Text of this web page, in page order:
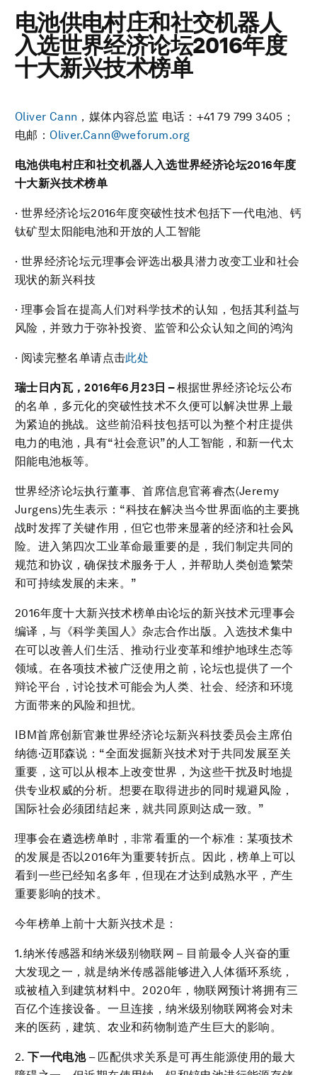
电池供电村庄和社交机器人
入选世界经济论坛2016年度
十大新兴技术榜单
Oliver Cann ，媒体内容总监 电话：+41 79 799 3405；
电邮： Oliver.Cann@weforum.org
电池供电村庄和社交机器人入选世界经济论坛2016年度
十大新兴技术榜单
· 世界经济论坛2016年度突破性技术包括下一代电池、钙
钛矿型太阳能电池和开放的人工智能
· 世界经济论坛元理事会评选出极具潜力改变工业和社会
现状的新兴科技
· 理事会旨在提高人们对科学技术的认知，包括其利益与
风险，并致力于弥补投资、监管和公众认知之间的鸿沟
· 阅读完整名单请点击此处
瑞士日内瓦，2016年6 月23日 –根据世界经济论坛公布
的名单，多元化的突破性技术不久便可以解决世界上最
为紧迫的挑战。这些前沿科技包括可以为整个村庄提供
电力的电池，具有“社会意识”的人工智能，和新一代太
阳能电池板等。
世界经济论坛执行董事、首席信息官蒋睿杰(Jeremy
Jurgens)先生表示：“科技在解决当今世界面临的主要挑
战时发挥了关键作用，但它也带来显著的经济和社会风
险。进入第四次工业革命最重要的是，我们制定共同的
规范和协议，确保技术服务于人，并帮助人类创造繁荣
和可持续发展的未来。”
2016年度十大新兴技术榜单由论坛的新兴技术元理事会
编译，与《科学美国人》杂志合作出版。入选技术集中
在可以改善人们生活、推动行业变革和维护地球生态等
领域。在各项技术被广泛使用之前，论坛也提供了一个
辩论平台，讨论技术可能会为人类、社会、经济和环境
方面带来的风险和担忧。
IBM首席创新官兼世界经济论坛新兴科技委员会主席伯
纳德·迈耶森说：“全面发掘新兴技术对于共同发展至关
重要，这可以从根本上改变世界，为这些干扰及时地提
供专业权威的分析。想要在取得进步的同时规避风险，
国际社会必须团结起来，就共同原则达成一致。”
理事会在遴选榜单时，非常看重的一个标准：某项技术
的发展是否以2016年为重要转折点。因此，榜单上可以
看到一些已经知名多年，但现在才达到成熟水平，产生
重要影响的技术。
今年榜单上前十大新兴技术是：
1.纳米传感器和纳米级别物联网 – 目前最令人兴奋的重
大发现之一，就是纳米传感器能够进入人体循环系统，
或被植入到建筑材料中。2020年，物联网预计将拥有三
百亿个连接设备。一旦连接，纳米级别物联网将会对未
来的医药，建筑、农业和药物制造产生巨大的影响。
2.下一代电池– 匹配供求关系是可再生能源使用的最大